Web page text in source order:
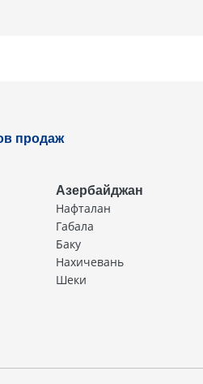
продаж
Азербайджан
Нафталан
Габала
Баку
Нахичевань
Шеки